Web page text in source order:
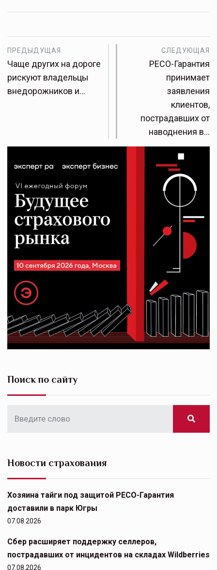
ПРЕДЫДУЩАЯ
Чаще других на дороге
рискуют владельцы
внедорожников и…
СЛЕДУЮЩАЯ
РЕСО-Гарантия
принимает
заявления
клиентов,
пострадавших от
наводнения в…
Поиск по сайту
Новости страхования
Хозяина тайги под защитой РЕСО-Гарантия
доставили в парк Югры
07.08.2026
Сбер расширяет поддержку селлеров,
пострадавших от инцидентов на складах Wildberries
07.08.2026